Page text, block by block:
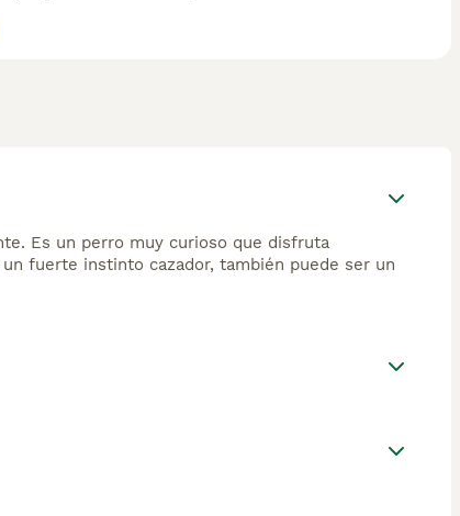
Es un perro muy curioso que disfruta
fuerte instinto cazador, también puede ser un